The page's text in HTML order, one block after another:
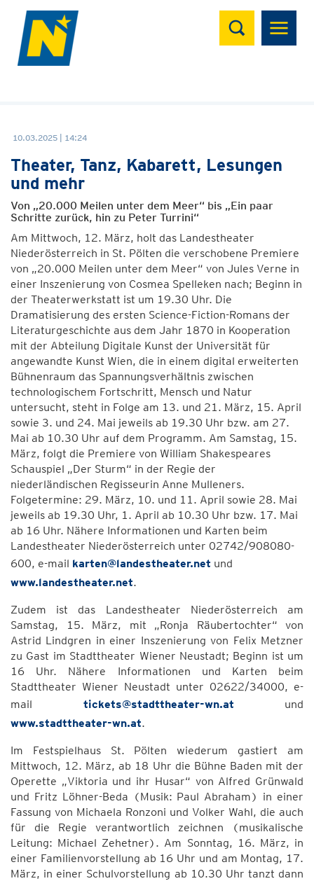
Suchen
10.03.2025 | 14:24
Theater, Tanz, Kabarett, Lesungen
und mehr
Von „20.000 Meilen unter dem Meer“ bis „Ein paar
Schritte zurück, hin zu Peter Turrini“
Am Mittwoch, 12. März, holt das Landestheater
Niederösterreich in St. Pölten die verschobene Premiere
von „20.000 Meilen unter dem Meer“ von Jules Verne in
einer Inszenierung von Cosmea Spelleken nach; Beginn in
der Theaterwerkstatt ist um 19.30 Uhr. Die
Dramatisierung des ersten Science-Fiction-Romans der
Literaturgeschichte aus dem Jahr 1870 in Kooperation
mit der Abteilung Digitale Kunst der Universität für
angewandte Kunst Wien, die in einem digital erweiterten
Bühnenraum das Spannungsverhältnis zwischen
technologischem Fortschritt, Mensch und Natur
untersucht, steht in Folge am 13. und 21. März, 15. April
sowie 3. und 24. Mai jeweils ab 19.30 Uhr bzw. am 27.
Mai ab 10.30 Uhr auf dem Programm. Am Samstag, 15.
März, folgt die Premiere von William Shakespeares
Schauspiel „Der Sturm“ in der Regie der
niederländischen Regisseurin Anne Mulleners.
Folgetermine: 29. März, 10. und 11. April sowie 28. Mai
jeweils ab 19.30 Uhr, 1. April ab 10.30 Uhr bzw. 17. Mai
ab 16 Uhr. Nähere Informationen und Karten beim
Landestheater Niederösterreich unter 02742/908080-
600, e-mail karten@landestheater.net und
www.landestheater.net.
Zudem ist das Landestheater Niederösterreich am
Samstag, 15. März, mit „Ronja Räubertochter“ von
Astrid Lindgren in einer Inszenierung von Felix Metzner
zu Gast im Stadttheater Wiener Neustadt; Beginn ist um
16 Uhr. Nähere Informationen und Karten beim
Stadttheater Wiener Neustadt unter 02622/34000, e-
mail tickets@stadttheater-wn.at und
www.stadttheater-wn.at.
Im Festspielhaus St. Pölten wiederum gastiert am
Mittwoch, 12. März, ab 18 Uhr die Bühne Baden mit der
Operette „Viktoria und ihr Husar“ von Alfred Grünwald
und Fritz Löhner-Beda (Musik: Paul Abraham) in einer
Fassung von Michaela Ronzoni und Volker Wahl, die auch
für die Regie verantwortlich zeichnen (musikalische
Leitung: Michael Zehetner). Am Sonntag, 16. März, in
einer Familienvorstellung ab 16 Uhr und am Montag, 17.
März, in einer Schulvorstellung ab 10.30 Uhr tanzt dann